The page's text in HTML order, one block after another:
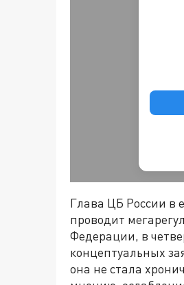
Глава ЦБ России в
проводит
Федерации, в
концептуальных
она не стала